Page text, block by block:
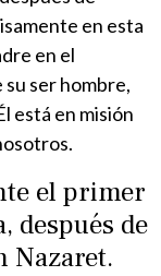
en esta
en el
ser hombre,
está en misión
el primer
después de
Nazaret.